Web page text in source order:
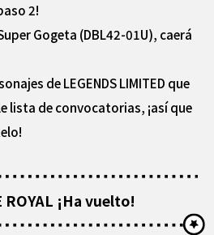
2!
Gogeta (DBL42-01U), caerá
de LEGENDS LIMITED que
lista de convocatorias, ¡así que
ROYAL ¡Ha vuelto!